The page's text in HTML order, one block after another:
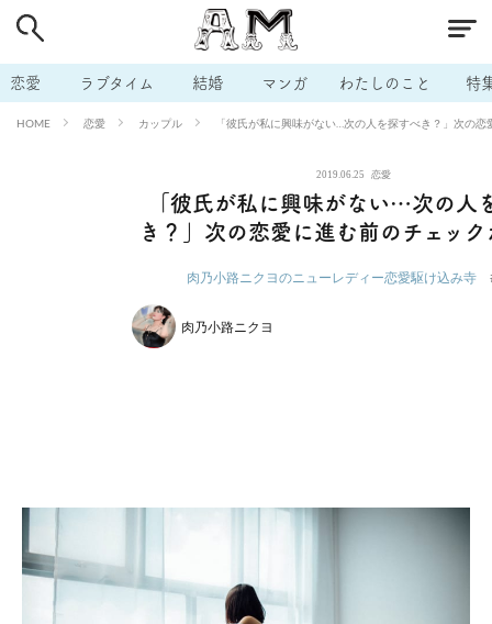
恋愛 ラブタイム 結婚 マンガ わたしのこと 特
HOME 恋愛 カップル 「彼氏が私に興味がない…次の人を探すべき？」次の
2019.06.25 恋愛
「彼氏が私に興味がない…次の人
き？」次の恋愛に進む前のチェッ
肉乃小路ニクヨのニューレディー恋愛駆け込み寺
肉乃小路ニクヨ
# 男の本音 # セフレ # 不倫
# 出会う方法 # マッチングアプリ # ラブグッズ # 体の相